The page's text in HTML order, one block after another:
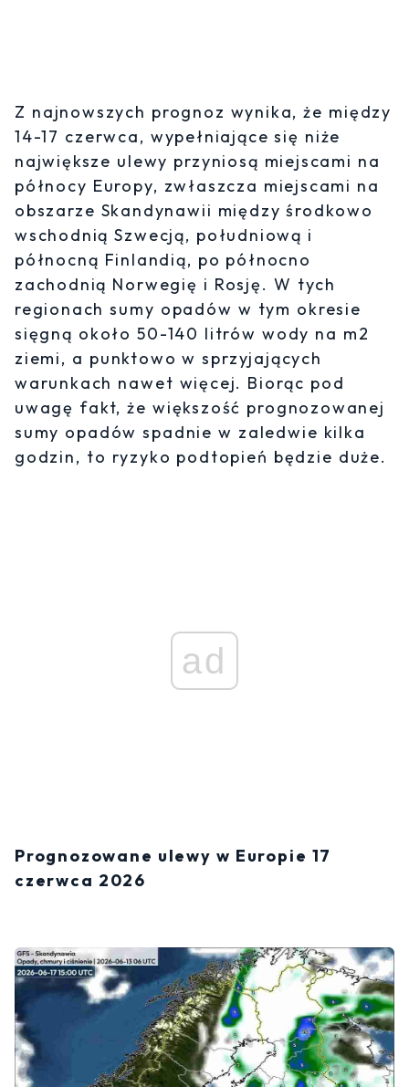
Z najnowszych prognoz wynika, że między
14-17 czerwca, wypełniające się niże
największe ulewy przyniosą miejscami na
północy Europy, zwłaszcza miejscami na
obszarze Skandynawii między środkowo
wschodnią Szwecją, południową i
północną Finlandią, po północno
zachodnią Norwegię i Rosję. W tych
regionach sumy opadów w tym okresie
sięgną około 50-140 litrów wody na m2
ziemi, a punktowo w sprzyjających
warunkach nawet więcej. Biorąc pod
uwagę fakt, że większość prognozowanej
sumy opadów spadnie w zaledwie kilka
godzin, to ryzyko podtopień będzie duże.
ad
Prognozowane ulewy w Europie 17
czerwca 2026